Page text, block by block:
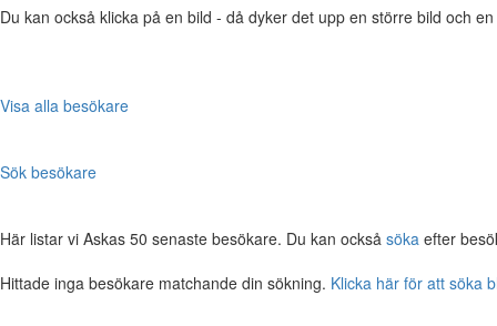
Du kan också klicka på en bild - då dyker det upp en större bild och
Visa alla besökare
Sök besökare
Här listar vi Askas 50 senaste besökare. Du kan också söka efter
Hittade inga besökare matchande din sökning. Klicka här för att söka